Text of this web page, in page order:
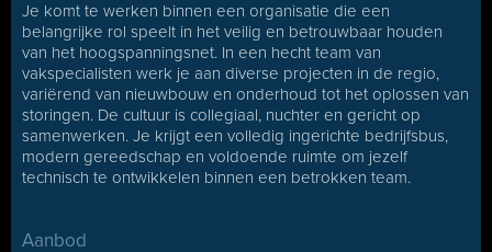
Je komt te werken binnen een organisatie die een
belangrijke rol speelt in het veilig en betrouwbaar houden
van het hoogspanningsnet. In een hecht team van
vakspecialisten werk je aan diverse projecten in de regio,
variërend van nieuwbouw en onderhoud tot het oplossen van
storingen. De cultuur is collegiaal, nuchter en gericht op
samenwerken. Je krijgt een volledig ingerichte bedrijfsbus,
modern gereedschap en voldoende ruimte om jezelf
technisch te ontwikkelen binnen een betrokken team.
Aanbod